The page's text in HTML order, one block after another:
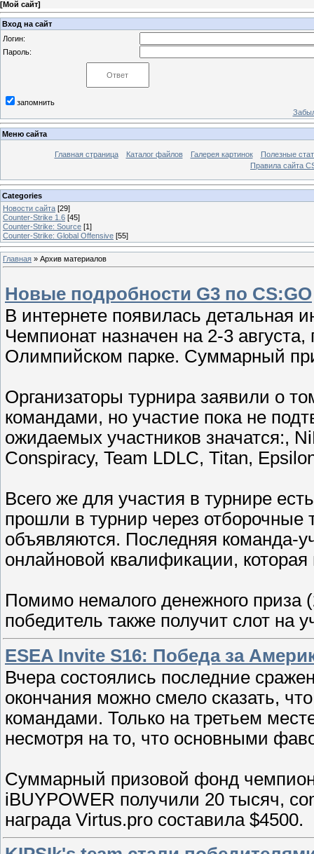
[Мой сайт]
Вход на сайт
Логин:
Пароль:
запомнить
Меню сайта
Главная страница Каталог файлов Галерея картинок
Полезные
Правила сайта
Categories
Новости сайта [29]
Counter-Strike 1.6 [45]
Counter-Strike: Sourcе [1]
Counter-Strike: Global Offensive [55]
Главная » Архив материалов
Новые подробности G3 по CS:GO
В интернете появилась детальная
Чемпионат назначен на 2-3
Олимпийском парке. Суммарный
Организаторы турнира заявили о
командами, но участие пока не
ожидаемых участников значатся:,
Conspiracy, Team LDLC, Titan,
Всего же для участия в турнире
прошли в турнир через
объявляются. Последняя команда-
онлайновой квалификации,
Помимо немалого денежного приза
победитель также получит слот на
ESEA Invite S16: Победа за
Вчера состоялись последние
окончания можно смело сказать,
командами. Только на третьем
несмотря на то, что основными
Суммарный призовой фонд
iBUYPOWER получили 20 тысяч,
награда Virtus.pro составила $4500.